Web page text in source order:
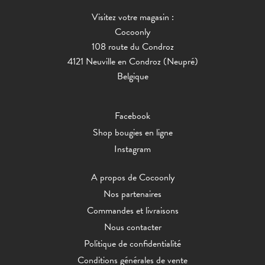
Visitez votre magasin :
Cocoonly
108 route du Condroz
4121 Neuville en Condroz (Neupré)
Belgique
Facebook
Shop bougies en ligne
Instagram
A propos de Cocoonly
Nos partenaires
Commandes et livraisons
Nous contacter
Politique de confidentialité
Conditions générales de vente